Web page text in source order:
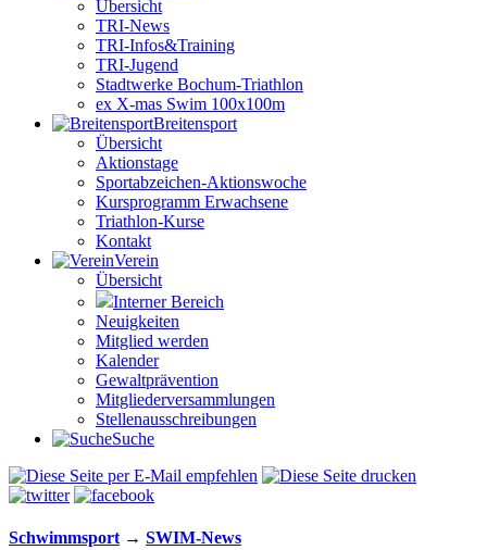
Übersicht
TRI-News
TRI-Infos&Training
TRI-Jugend
Stadtwerke Bochum-Triathlon
ex X-mas Swim 100x100m
Breiten­sport
Übersicht
Aktionstage
Sportabzeichen-Aktionswoche
Kursprogramm Erwachsene
Triathlon-Kurse
Kontakt
Verein
Übersicht
Interner Bereich
Neuigkeiten
Mitglied werden
Kalender
Gewaltprävention
Mitglieder­versammlungen
Stellen­aus­schrei­bungen
Suche
Schwimm­sport → SWIM-News